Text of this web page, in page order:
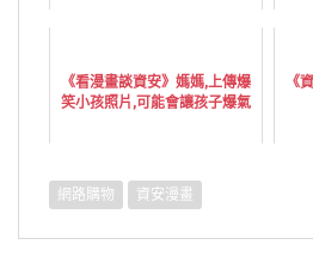
《看漫畫談資安》媽媽,上傳爆
笑小孩照片,可能會讓孩子爆氣
《
網路購物 資安漫畫